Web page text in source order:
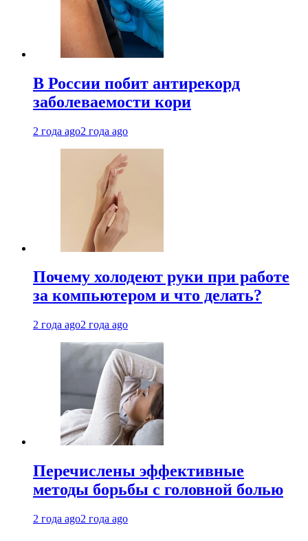
В России побит антирекорд
заболеваемости кори
2 года ago2 года ago
Почему холодеют руки при работе
за компьютером и что делать?
2 года ago2 года ago
Перечислены эффективные
методы борьбы с головной болью
2 года ago2 года ago